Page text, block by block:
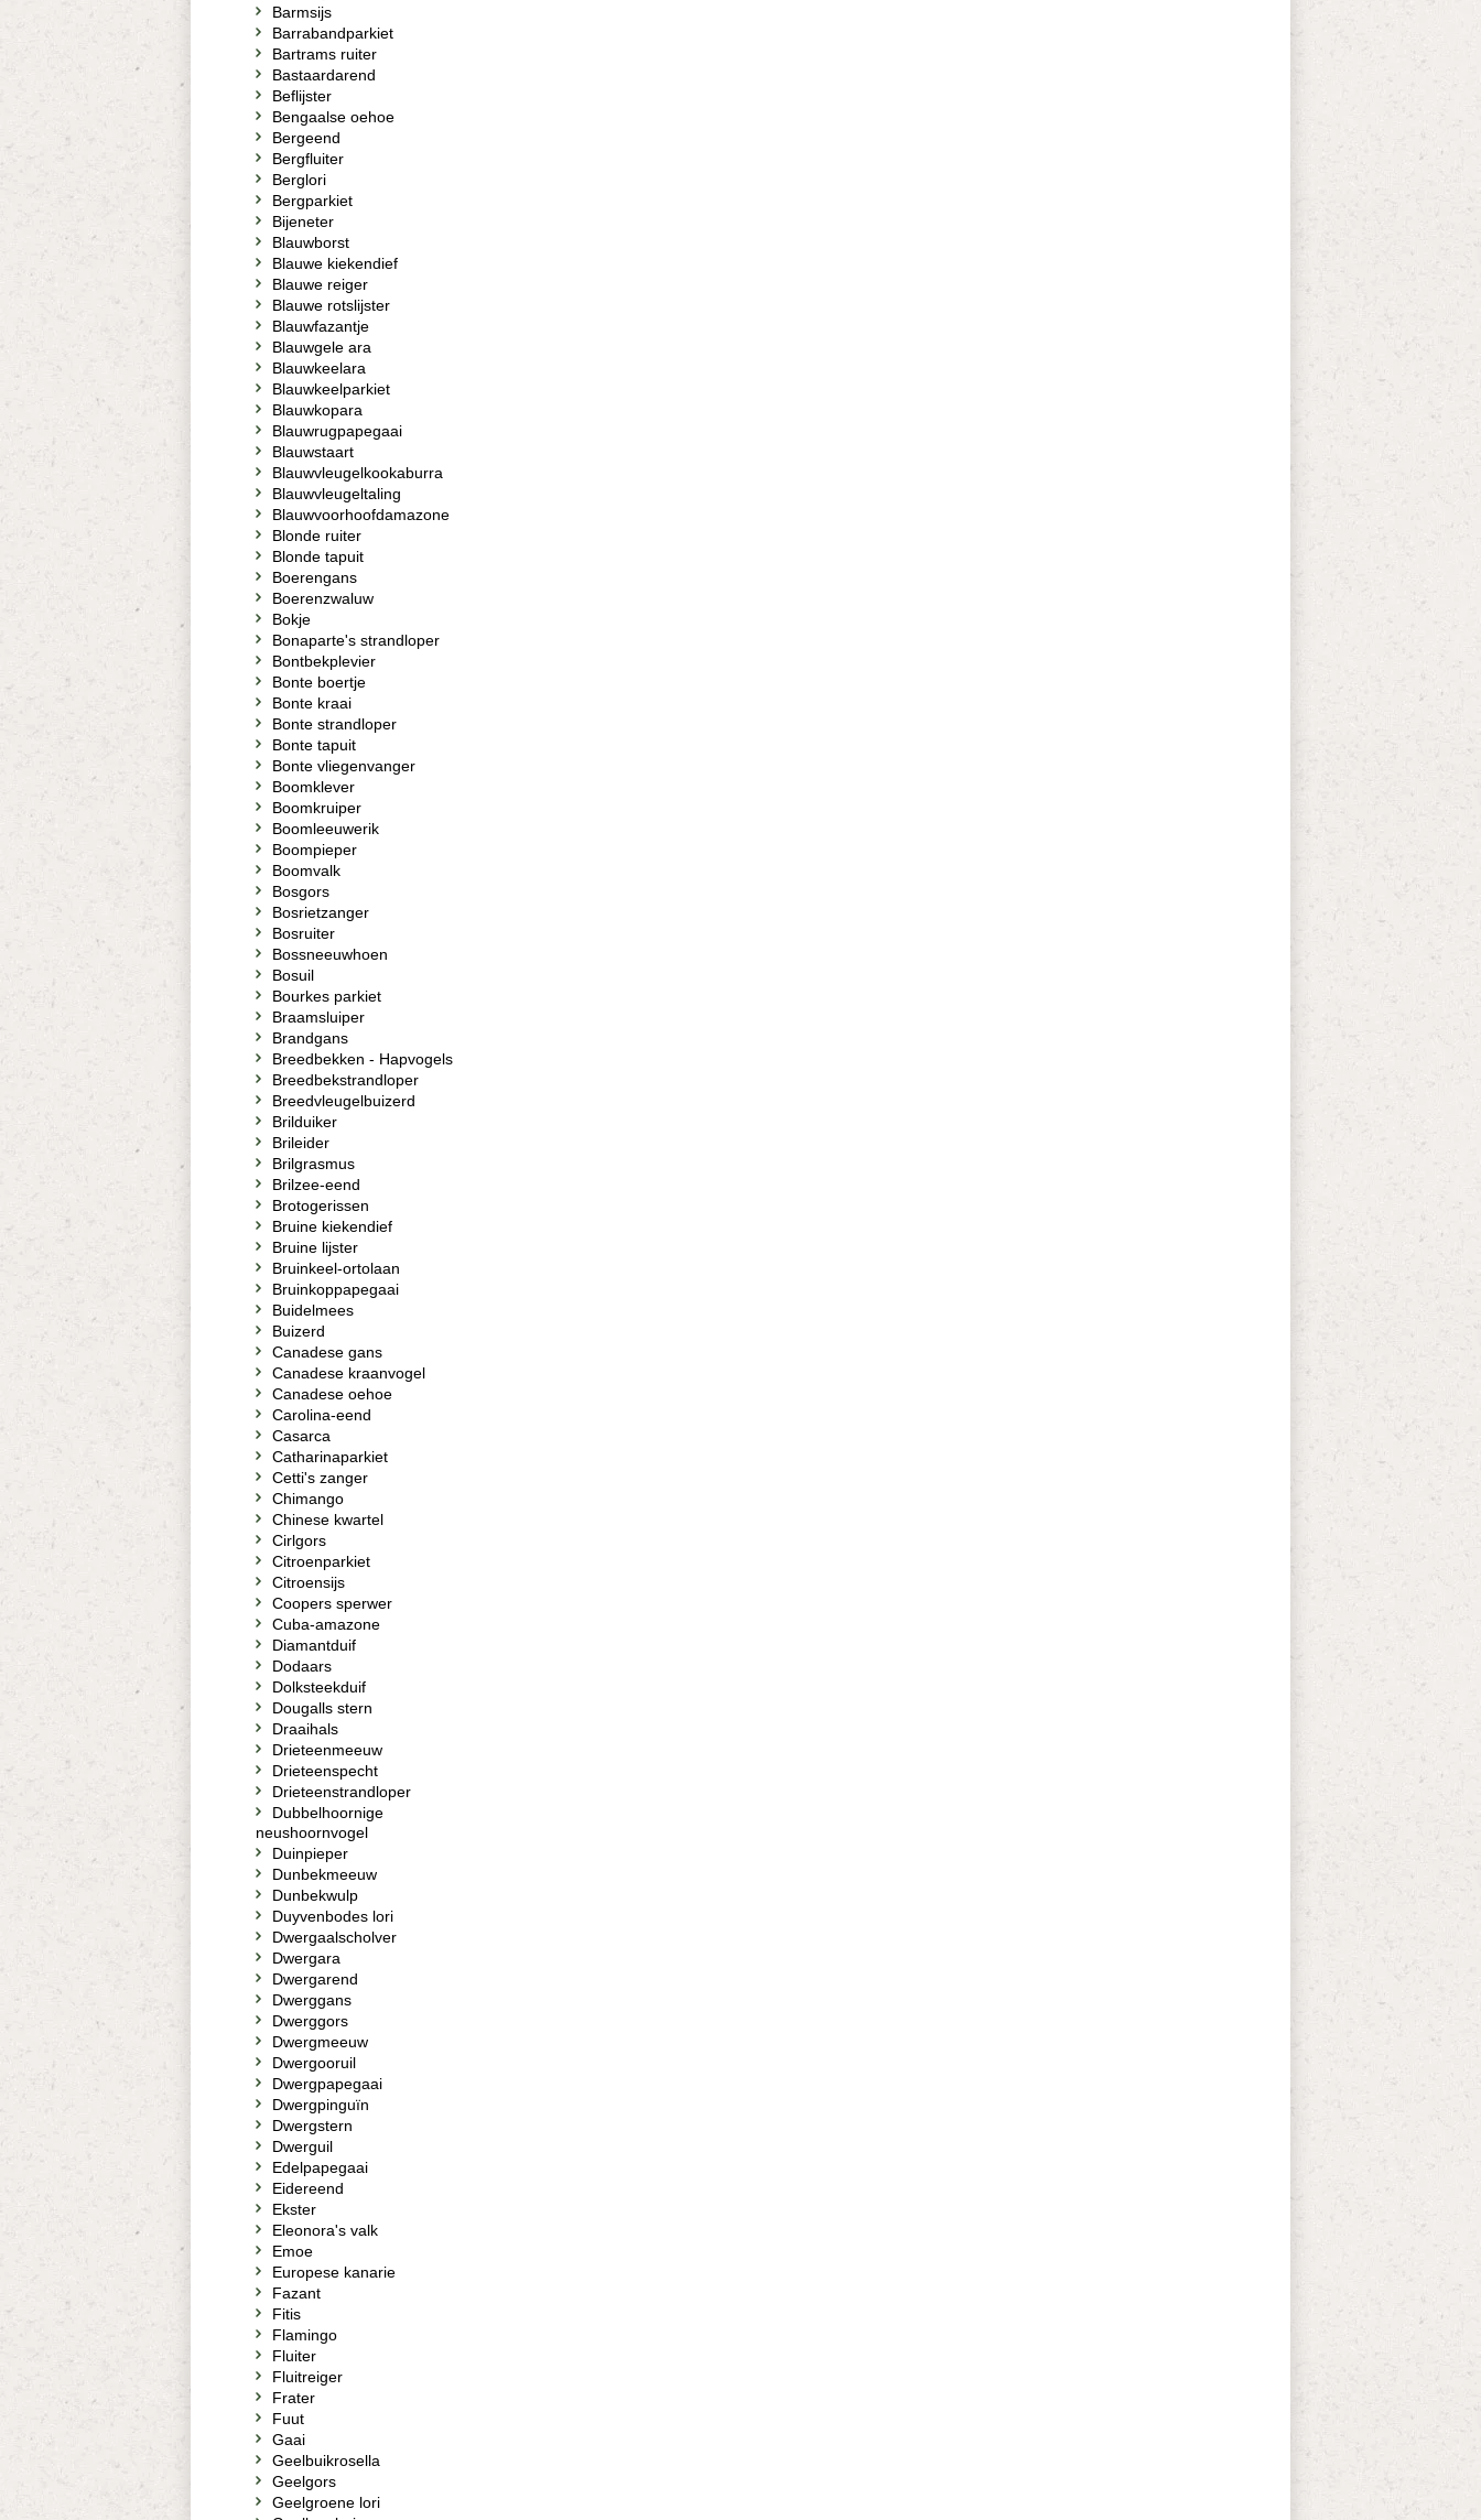
Barmsijs
Barrabandparkiet
Bartrams ruiter
Bastaardarend
Beflijster
Bengaalse oehoe
Bergeend
Bergfluiter
Berglori
Bergparkiet
Bijeneter
Blauwborst
Blauwe kiekendief
Blauwe reiger
Blauwe rotslijster
Blauwfazantje
Blauwgele ara
Blauwkeelara
Blauwkeelparkiet
Blauwkopara
Blauwrugpapegaai
Blauwstaart
Blauwvleugelkookaburra
Blauwvleugeltaling
Blauwvoorhoofdamazone
Blonde ruiter
Blonde tapuit
Boerengans
Boerenzwaluw
Bokje
Bonaparte's strandloper
Bontbekplevier
Bonte boertje
Bonte kraai
Bonte strandloper
Bonte tapuit
Bonte vliegenvanger
Boomklever
Boomkruiper
Boomleeuwerik
Boompieper
Boomvalk
Bosgors
Bosrietzanger
Bosruiter
Bossneeuwhoen
Bosuil
Bourkes parkiet
Braamsluiper
Brandgans
Breedbekken - Hapvogels
Breedbekstrandloper
Breedvleugelbuizerd
Brilduiker
Brileider
Brilgrasmus
Brilzee-eend
Brotogerissen
Bruine kiekendief
Bruine lijster
Bruinkeel-ortolaan
Bruinkoppapegaai
Buidelmees
Buizerd
Canadese gans
Canadese kraanvogel
Canadese oehoe
Carolina-eend
Casarca
Catharinaparkiet
Cetti's zanger
Chimango
Chinese kwartel
Cirlgors
Citroenparkiet
Citroensijs
Coopers sperwer
Cuba-amazone
Diamantduif
Dodaars
Dolksteekduif
Dougalls stern
Draaihals
Drieteenmeeuw
Drieteenspecht
Drieteenstrandloper
Dubbelhoornige
neushoornvogel
Duinpieper
Dunbekmeeuw
Dunbekwulp
Duyvenbodes lori
Dwergaalscholver
Dwergara
Dwergarend
Dwerggans
Dwerggors
Dwergmeeuw
Dwergooruil
Dwergpapegaai
Dwergpinguïn
Dwergstern
Dwerguil
Edelpapegaai
Eidereend
Ekster
Eleonora's valk
Emoe
Europese kanarie
Fazant
Fitis
Flamingo
Fluiter
Fluitreiger
Frater
Fuut
Gaai
Geelbuikrosella
Geelgors
Geelgroene lori